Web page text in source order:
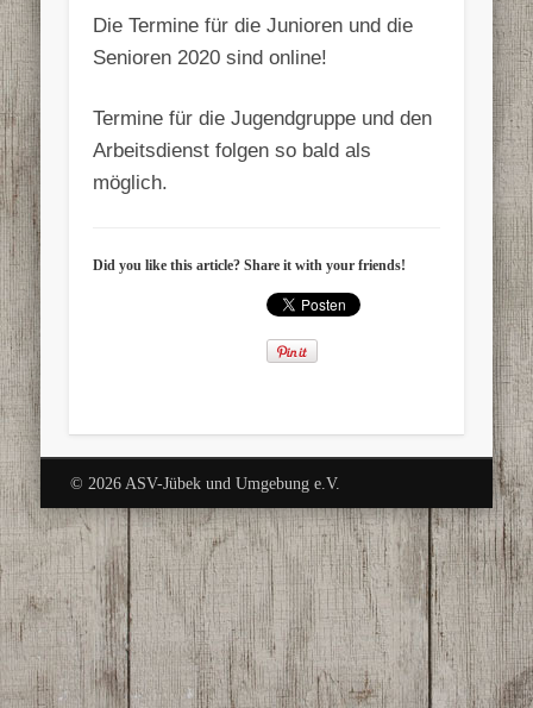
Die Termine für die Junioren und die
Senioren 2020 sind online!
Termine für die Jugendgruppe und den
Arbeitsdienst folgen so bald als
möglich.
Did you like this article? Share it with your friends!
© 2026 ASV-Jübek und Umgebung e.V.